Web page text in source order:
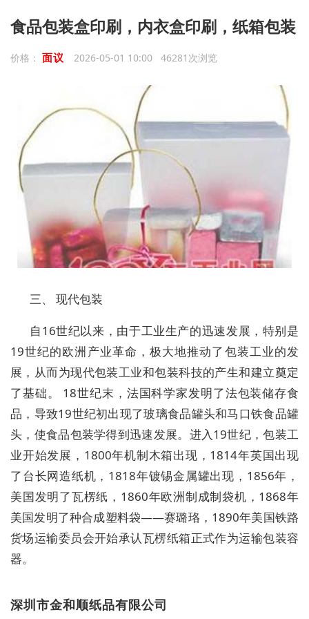
食品包装盒印刷，内衣盒印刷，纸箱包装
价格： 面议 2026-05-01 10:00 46281次浏览
三、 现代包装
自16世纪以来，由于工业生产的迅速发展，特别是
19世纪的欧洲产业革命，极大地推动了包装工业的发
展，从而为现代包装工业和包装科技的产生和建立奠定
了基础。 18世纪末，法国科学家发明了法包装储存食
品，导致19世纪初出现了玻璃食品罐头和马口铁食品罐
头，使食品包装学得到迅速发展。进入19世纪，包装工
业开始发展，1800年机制木箱出现，1814年英国出现
了台长网造纸机，1818年镀锡金属罐出现，1856年，
美国发明了瓦楞纸，1860年欧洲制成制袋机，1868年
美国发明了种合成塑料袋——赛璐珞，1890年美国铁路
货场运输委员会开始承认瓦楞纸箱正式作为运输包装容
器。
深圳市金和顺纸品有限公司